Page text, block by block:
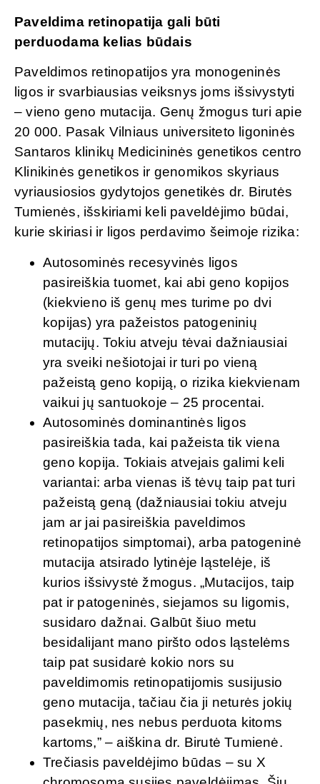
Paveldima retinopatija gali būti
perduodama kelias būdais
Paveldimos retinopatijos yra monogeninės
ligos ir svarbiausias veiksnys joms išsivystyti
– vieno geno mutacija. Genų žmogus turi apie
20 000. Pasak Vilniaus universiteto ligoninės
Santaros klinikų Medicininės genetikos centro
Klinikinės genetikos ir genomikos skyriaus
vyriausiosios gydytojos genetikės dr. Birutės
Tumienės, išskiriami keli paveldėjimo būdai,
kurie skiriasi ir ligos perdavimo šeimoje rizika:
Autosominės recesyvinės ligos
pasireiškia tuomet, kai abi geno kopijos
(kiekvieno iš genų mes turime po dvi
kopijas) yra pažeistos patogeninių
mutacijų. Tokiu atveju tėvai dažniausiai
yra sveiki nešiotojai ir turi po vieną
pažeistą geno kopiją, o rizika kiekvienam
vaikui jų santuokoje – 25 procentai.
Autosominės dominantinės ligos
pasireiškia tada, kai pažeista tik viena
geno kopija. Tokiais atvejais galimi keli
variantai: arba vienas iš tėvų taip pat turi
pažeistą geną (dažniausiai tokiu atveju
jam ar jai pasireiškia paveldimos
retinopatijos simptomai), arba patogeninė
mutacija atsirado lytinėje ląstelėje, iš
kurios išsivystė žmogus. „Mutacijos, taip
pat ir patogeninės, siejamos su ligomis,
susidaro dažnai. Galbūt šiuo metu
besidalijant mano piršto odos ląstelėms
taip pat susidarė kokio nors su
paveldimomis retinopatijomis susijusio
geno mutacija, tačiau čia ji neturės jokių
pasekmių, nes nebus perduota kitoms
kartoms,” – aiškina dr. Birutė Tumienė.
Trečiasis paveldėjimo būdas – su X